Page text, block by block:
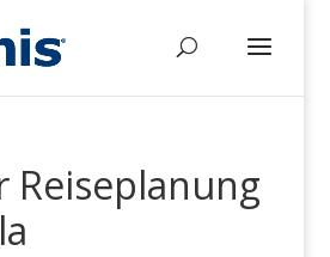
Reiseplanung